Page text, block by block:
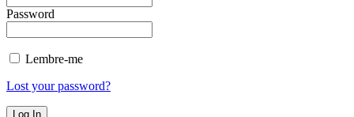
Password
Lembre-me
Lost your password?